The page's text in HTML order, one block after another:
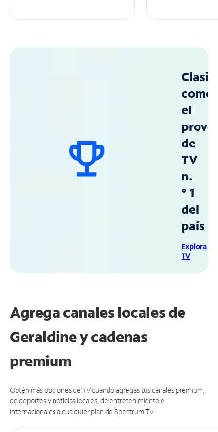
como
el
de
TV
n.
° 1
del
país
Explora
TV
Agrega canales locales de
Geraldine y cadenas
premium
Obtén más opciones de TV cuando agregas tus canales premium,
de deportes y noticias locales, de entretenimiento e
internacionales a cualquier plan de Spectrum TV.